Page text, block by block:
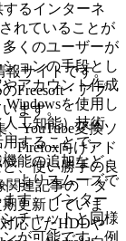
るインターネ
れていることが
くのユーザーが
ョンの手段とし
アカウント作成
を使用し
工知能）技術
することで、
能の追加など、
よりスムーズで
す。 インター
チャットと同様
が可能です。例
報サイトです。
Freesoft・アプ
ます。
YouTube変換ソ
Firefox向けアド
、使い勝手の良
関連記事の「ダ
更新していま
応したHDDや